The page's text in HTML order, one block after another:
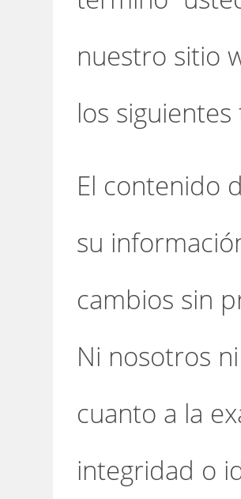
nuestro sitio
los
El contenido
su
cambios sin
Ni nosotros
cuanto a la
integridad o